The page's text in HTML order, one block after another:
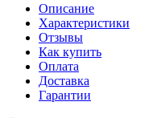
Описание
Характеристики
Отзывы
Как купить
Оплата
Доставка
Гарантии